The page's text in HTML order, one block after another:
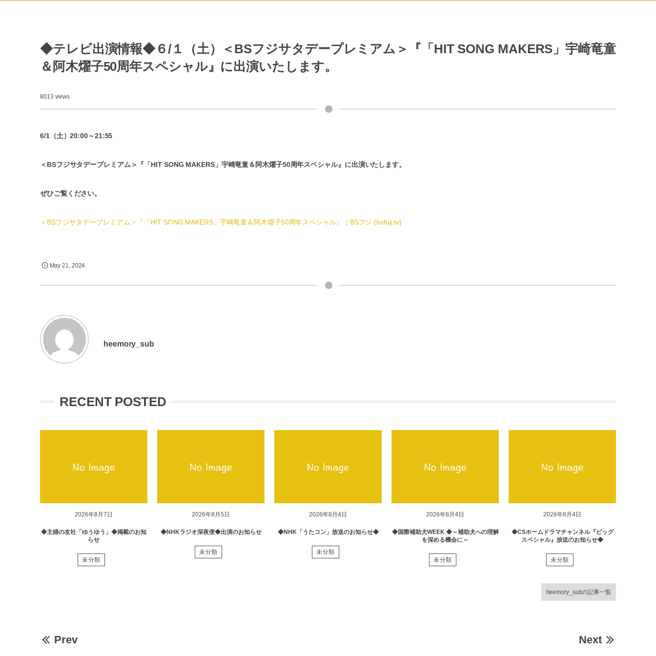
◆テレビ出演情報◆６/１（土）＜BSフジサタデープレミアム＞『「HIT SONG MAKERS」宇崎竜童
＆阿木燿子50周年スペシャル』に出演いたします。
8013 views
6/1（土）20:00～21:55
＜BSフジサタデープレミアム＞『「HIT SONG MAKERS」宇崎竜童＆阿木燿子50周年スペシャル』に出演いたします。
ぜひご覧ください。
＜BSフジサタデープレミアム＞『「HIT SONG MAKERS」宇崎竜童＆阿木燿子50周年スペシャル』｜BSフジ (bsfuji.tv)
May 21, 2024
heemory_sub
RECENT POSTED
2026年8月7日
◆主婦の友社「ゆうゆう」◆掲載のお知
らせ
未分類
2026年8月5日
◆NHKラジオ深夜便◆出演のお知らせ
未分類
2026年8月4日
◆NHK「うたコン」放送のお知らせ◆
未分類
2026年8月4日
◆国際補助犬WEEK ◆～補助犬への理解
を深める機会に～
未分類
2026年8月4日
◆CSホームドラマチャンネル『ビッグ
スペシャル』放送のお知らせ◆
未分類
heemory_subの記事一覧
Prev Next